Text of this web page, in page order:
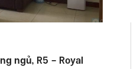
ngủ, R5 – Royal